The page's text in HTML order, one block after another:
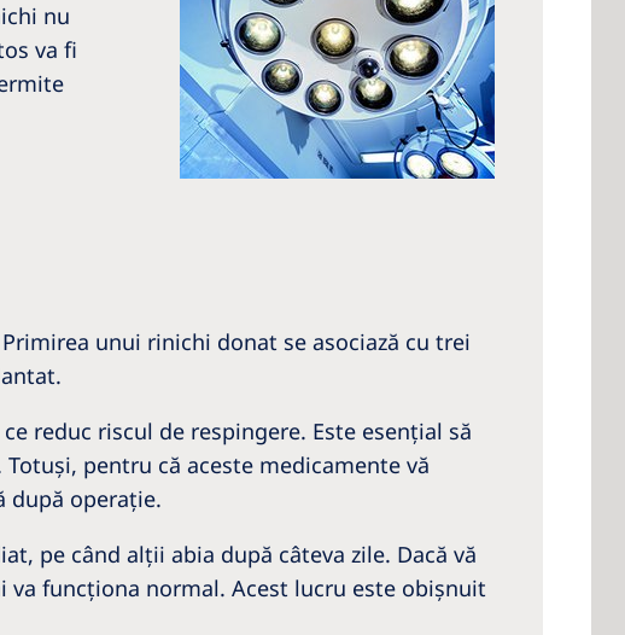
nu
va fi
unui rinichi donat se asociază cu trei
reduc riscul de respingere. Este esenţial să
pentru că aceste medicamente vă
după operaţie.
pe când alţii abia după câteva zile. Dacă vă
va funcţiona normal. Acest lucru este obişnuit